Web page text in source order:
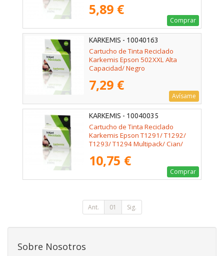
5,89 €
Comprar
KARKEMIS - 10040163
Cartucho de Tinta Reciclado
Karkemis Epson 502XXL Alta
Capacidad/ Negro
7,29 €
Avísame
KARKEMIS - 10040035
Cartucho de Tinta Reciclado
Karkemis Epson T1291/ T1292/
T1293/ T1294 Multipack/ Cian/
10,75 €
Comprar
Ant. 01 Sig.
Sobre Nosotros